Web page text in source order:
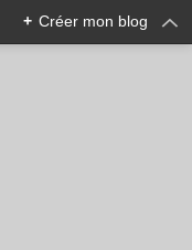
+ Créer mon blog